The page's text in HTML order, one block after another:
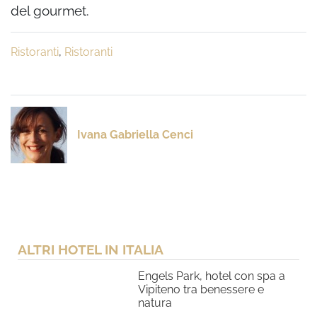
del gourmet.
Ristoranti, Ristoranti
Ivana Gabriella Cenci
ALTRI HOTEL IN ITALIA
Engels Park, hotel con spa a
Vipiteno tra benessere e
natura